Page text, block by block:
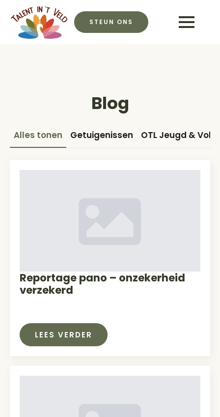
STEUN ONS
Blog
Alles tonen Getuigenissen OTL Jeugd &
Reportage pano – onzekerheid
verzekerd
LEES VERDER